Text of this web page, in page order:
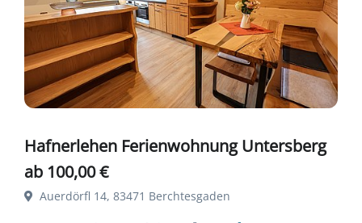
Hafnerlehen Ferienwohnung Untersberg
ab 100,00 €
Auerdörfl 14, 83471 Berchtesgaden